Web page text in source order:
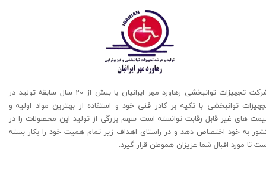
شرکت تجهیزات توانبخشی رهاورد مهر ایرانیان با بیش از 20 سال سابقه تولید در
توانبخشی با تکیه بر کادر فنی خود و استفاده از بهترین مواد اولیه و
های غیر قابل رقابت توانسته است سهم بزرگی از تولید این محصولات را در
به خود اختصاص دهد و در راستای اهداف زیر تمام همیت خود را بکار بسته
تا مورد اقبال شما عزیزان هموطن قرار گیرد​​​​​​​.